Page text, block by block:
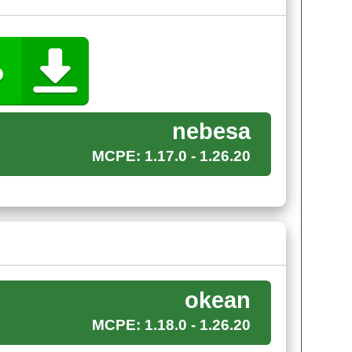
ПЕ в океане. Она является более
строить длинные мосты. Тем не менее
пригодится в локации океана, который
друга, стратегия по их прохождению весьма
на осровки, на которых находится
без которых Стив может не выжить.
nebesa
MCPE: 1.17.0 - 1.26.20
okean
MCPE: 1.18.0 - 1.26.20